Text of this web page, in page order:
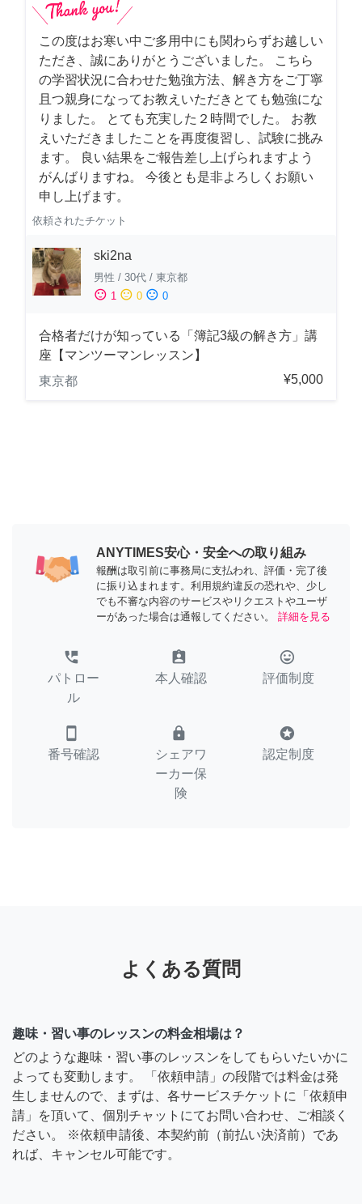
この度はお寒い中ご多用中にも関わらずお越しい
ただき、誠にありがとうございました。 こちら
の学習状況に合わせた勉強方法、解き方をご丁寧
且つ親身になってお教えいただきとても勉強にな
りました。 とても充実した２時間でした。 お教
えいただきましたことを再度復習し、試験に挑み
ます。 良い結果をご報告差し上げられますよう
がんばりますね。 今後とも是非よろしくお願い
申し上げます。
依頼されたチケット
ski2na
男性 / 30代 / 東京都
sentiment_satisfied 1 sentiment_neutral 0 sentiment_dissatisfied 0
合格者だけが知っている「簿記3級の解き方」講
座【マンツーマンレッスン】
東京都
¥5,000
ANYTIMES安心・安全への取り組み
報酬は取引前に事務局に支払われ、評価・完了後
に振り込まれます。利用規約違反の恐れや、少し
でも不審な内容のサービスやリクエストやユーザ
ーがあった場合は通報してください。
詳細を見る
perm_phone_msg
パトロー
ル
assignment_ind
本人確認
tag_faces
評価制度
smartphone
番号確認
lock
シェアワ
ーカー保
険
stars
認定制度
よくある質問
趣味・習い事のレッスンの料金相場は？
どのような趣味・習い事のレッスンをしてもらいたいかに
よっても変動します。 「依頼申請」の段階では料金は発
生しませんので、まずは、各サービスチケットに「依頼申
請」を頂いて、個別チャットにてお問い合わせ、ご相談く
ださい。 ※依頼申請後、本契約前（前払い決済前）であ
れば、キャンセル可能です。